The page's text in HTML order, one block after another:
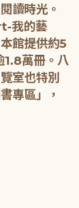
讀時光。
我的藝
館提供約5
1.8萬冊。八
室也特別
專區」，